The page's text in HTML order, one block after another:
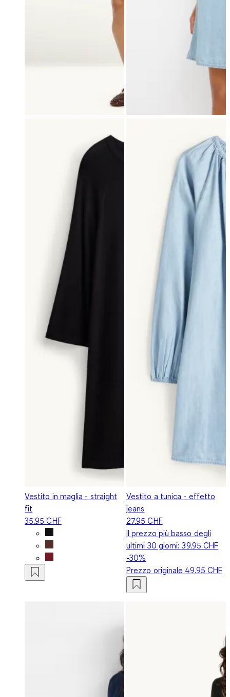
Vestito in maglia - straight
fit
35.95 CHF
Vestito a tunica - effetto
jeans
27.95 CHF
Il prezzo più basso degli
ultimi 30 giorni:39.95 CHF
-30%
Prezzo originale 49.95 CHF